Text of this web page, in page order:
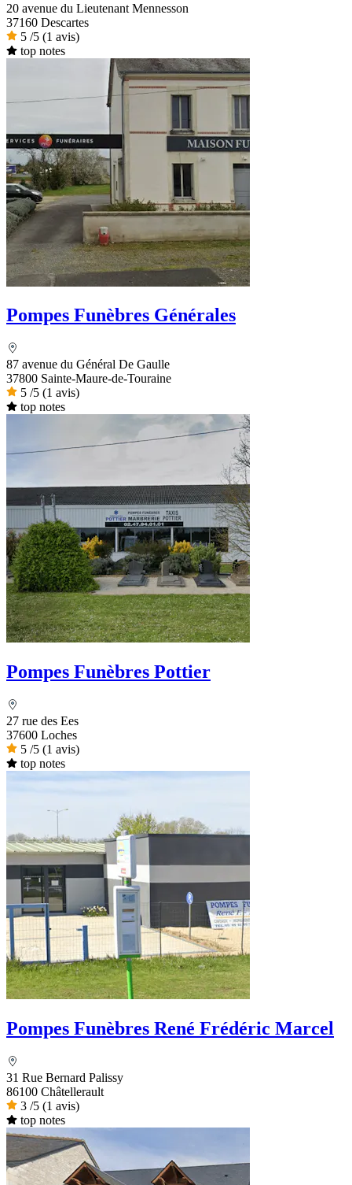
20 avenue du Lieutenant Mennesson
37160 Descartes
5 /5 (1 avis)
top notes
Pompes Funèbres Générales
87 avenue du Général De Gaulle
37800 Sainte-Maure-de-Touraine
5 /5 (1 avis)
top notes
Pompes Funèbres Pottier
27 rue des Ees
37600 Loches
5 /5 (1 avis)
top notes
Pompes Funèbres René Frédéric Marcel
31 Rue Bernard Palissy
86100 Châtellerault
3 /5 (1 avis)
top notes